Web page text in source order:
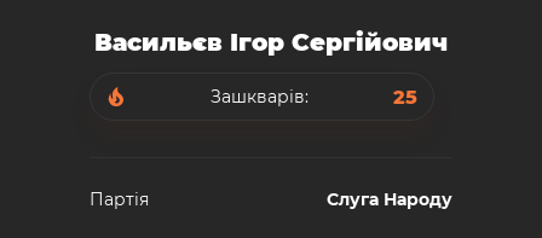
Васильєв Ігор Сергійович
Зашкварів: 25
Партiя Слуга Народу